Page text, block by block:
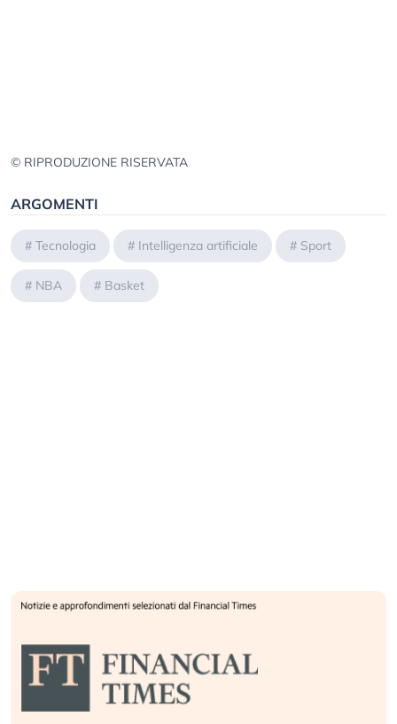
© RIPRODUZIONE RISERVATA
ARGOMENTI
# Tecnologia # Intelligenza artificiale # Sport
# NBA # Basket